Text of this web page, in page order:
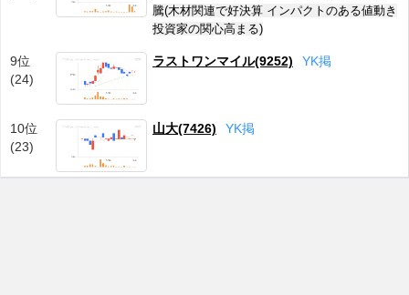
騰(木材関連で好決算 インパクトのある値動き
投資家の関心高まる)
9位
(24)
ラストワンマイル(9252) YK掲
10位
(23)
山大(7426) YK掲